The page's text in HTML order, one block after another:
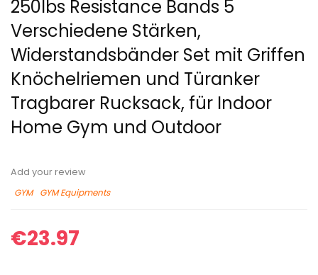
250lbs Resistance Bands 5
Verschiedene Stärken,
Widerstandsbänder Set mit Griffen
Knöchelriemen und Türanker
Tragbarer Rucksack, für Indoor
Home Gym und Outdoor
Add your review
GYM
GYM Equipments
€23.97